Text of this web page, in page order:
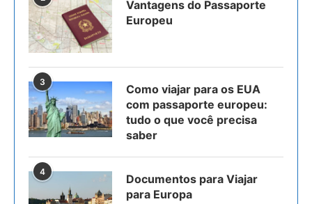
Vantagens do Passaporte
Europeu
3
Como viajar para os EUA
com passaporte europeu:
tudo o que você precisa
saber
4
Documentos para Viajar
para Europa